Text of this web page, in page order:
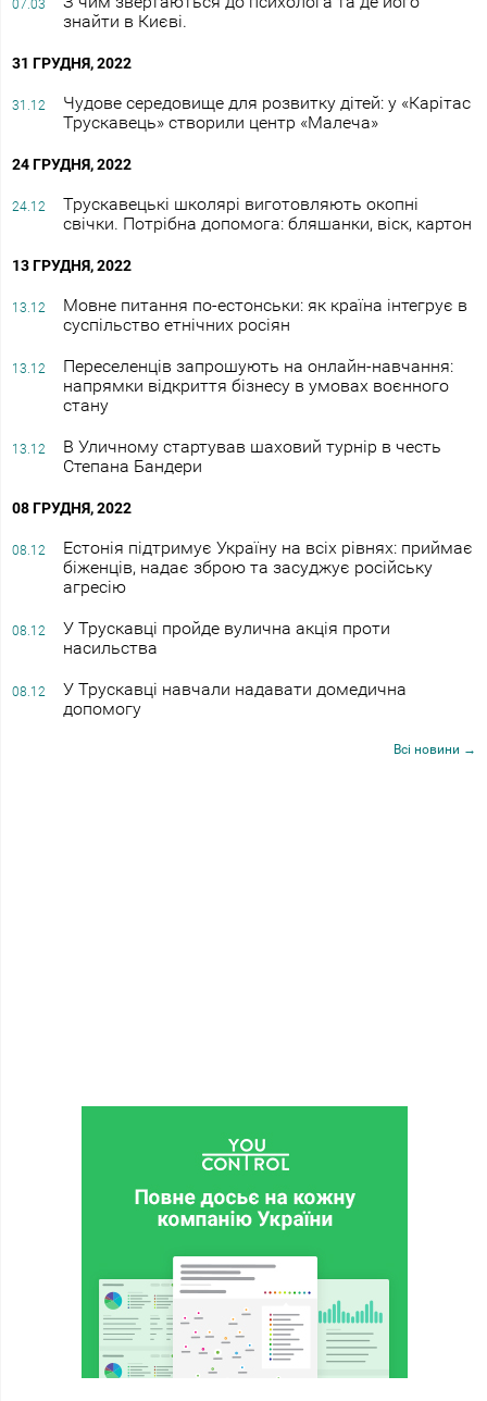
07.03
знайти в Києві.
31 ГРУДНЯ, 2022
31.12
Чудове середовище для розвитку дітей: у «Карітас
Трускавець» створили центр «Малеча»
24 ГРУДНЯ, 2022
24.12
Трускавецькі школярі виготовляють окопні
свічки. Потрібна допомога: бляшанки, віск, картон
13 ГРУДНЯ, 2022
13.12
Мовне питання по-естонськи: як країна інтегрує в
суспільство етнічних росіян
13.12
Переселенців запрошують на онлайн-навчання:
напрямки відкриття бізнесу в умовах воєнного
стану
13.12
В Уличному стартував шаховий турнір в честь
Степана Бандери
08 ГРУДНЯ, 2022
08.12
Естонія підтримує Україну на всіх рівнях: приймає
біженців, надає зброю та засуджує російську
агресію
08.12
У Трускавці пройде вулична акція проти
насильства
08.12
У Трускавці навчали надавати домедична
допомогу
Всі новини →